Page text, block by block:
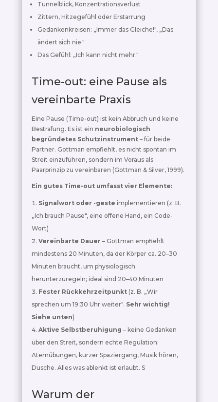
Tunnelblick, Konzentrationsverlust
Zittern, Hitzegefühl oder Erstarrung
Gedankenkreisen: „Immer das Gleiche!", „Das
ändert sich nie."
Das Gefühl: „Ich kann nicht mehr."
Time-out: eine Pause als
vereinbarte Praxis
Eine Pause (Time-out) ist kein Abbruch und keine
Bestrafung. Es ist ein neurobiologisch
begründetes Schutzinstrument– für beide
Partner. Gottman empfiehlt, es nicht spontan im
Streit einzuführen, sondern im Voraus als
Paarprinzip zu vereinbaren (Gottman & Silver, 1999).
Ein gutes Time-out umfasst vier Elemente:
Signalwort oder -geste implementieren (z. B.
„Ich brauch Pause", eine offene Hand, ein Code-
Wort)
Vereinbarte Dauer – Gottman empfiehlt
mindestens 20 Minuten, da der Körper ca. 20–30
Minuten braucht, um physiologisch
herunterzuregeln; ideal sind 20–40 Minuten
Fester Rückkehrzeitpunkt(z. B. „Wir
sprechen um 19:30 Uhr weiter". Sehr wichtig!
Siehe unten)
Aktive Selbstberuhigung – keine Gedanken
über den Streit, sondern echte Regulation:
Atemübungen, kurzer Spaziergang, Musik hören,
Dusche. Alles was ablenkt ist erlaubt. S
Warum der